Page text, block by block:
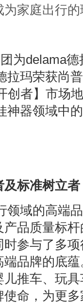
家庭出行
为delama
拉玛荣获尚
创者】市场
神器领域中
标准树立者
领域的高端
品质量标
参与了多
品牌的底
推车、玩
命，为更